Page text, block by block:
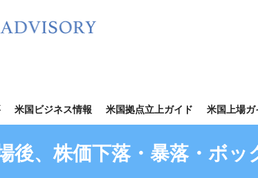
米国ビジネス情報 米国拠点立上ガイド 米国上場ガ
後、株価下落・暴落・ボ